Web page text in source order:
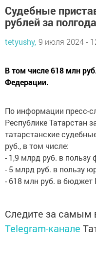
Судебные
рублей за полгода
tetyushy, 9 июля 2024 -
В том числе 618 млн
Федерации.
По информации пресс-
Республике Татарстан
татарстанские
руб., в том числе:
- 1,9 млрд руб. в пользу
- 5 млрд руб. в пользу
- 618 млн руб. в бюджет
Следите за
Telegram-канале